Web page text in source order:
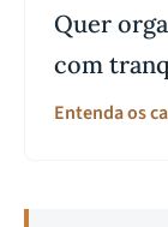
Quer
com
Entenda os